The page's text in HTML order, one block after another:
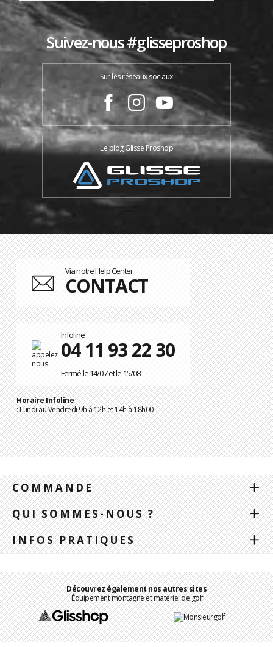
Suivez-nous #glisseproshop
Sur les réseaux sociaux
Le blog Glisse Proshop
Via notre Help Center
CONTACT
Infoline
04 11 93 22 30
Fermé le 14/07 et le 15/08
Horaire Infoline
: Lundi au Vendredi 9h à 12h et 14h à 18h00
COMMANDE
QUI SOMMES-NOUS ?
INFOS PRATIQUES
Découvrez également nos autres sites
Équipement montagne et matériel de golf